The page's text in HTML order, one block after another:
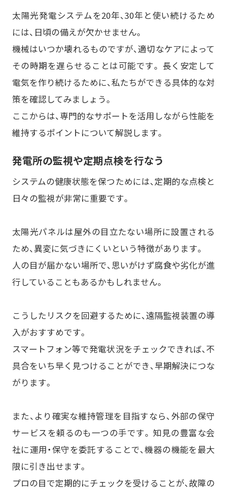
太陽光発電システムを20年、30年と使い続けるため
には、日頃の備えが欠かせません。
機械はいつか壊れるものですが、適切なケアによって
その時期を遅らせることは可能です。 長く安定して
電気を作り続けるために、私たちができる具体的な対
策を確認してみましょう。
ここからは、専門的なサポートを活用しながら性能を
維持するポイントについて解説します。
発電所の監視や定期点検を行なう
システムの健康状態を保つためには、定期的な点検と
日々の監視が非常に重要です。
太陽光パネルは屋外の目立たない場所に設置される
ため、異変に気づきにくいという特徴があります。
人の目が届かない場所で、思いがけず腐食や劣化が進
行していることもあるかもしれません。
こうしたリスクを回避するために、遠隔監視装置の導
入がおすすめです。
スマートフォン等で発電状況をチェックできれば、不
具合をいち早く見つけることができ、早期解決につな
がります。
また、より確実な維持管理を目指すなら、外部の保守
サービスを頼るのも一つの手です。 知見の豊富な会
社に運用・保守を委託することで、機器の機能を最大
限に引き出せます。
プロの目で定期的にチェックを受けることが、故障の